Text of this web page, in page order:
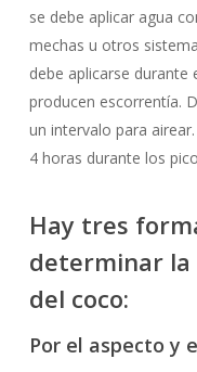
se debe aplicar agua
mechas u otros
debe aplicarse
producen escorrentía.
un intervalo para
4 horas durante los
Hay tres
determinar la
del coco:
Por el aspecto y